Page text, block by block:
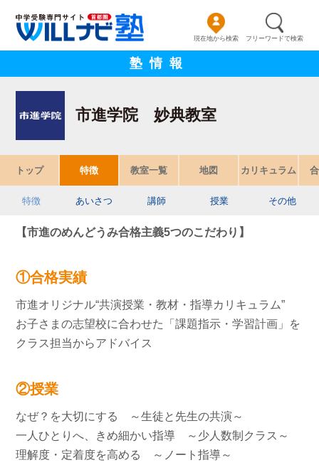
現在地から検索 フリーワードで検索
塾情報
市進学院 妙典教室
トップ 特徴 教室一覧 地図 カリキュラム
特徴 あいさつ 講師 授業 その他
【市進のめんどうみ合格主義5つのこだわり】
①合格実績
市進オリジナル“共演授業・教材・指導カリキュラム”
お子さまの志望校に合わせた「課題指示・学習計画」を
クラス担当からアドバイス
②授業
なぜ？を大切にする ～生徒と先生の共演～
一人ひとりへ、きめ細かい指導 ～少人数制クラス～
理解度・定着度を高める ～ノート指導～